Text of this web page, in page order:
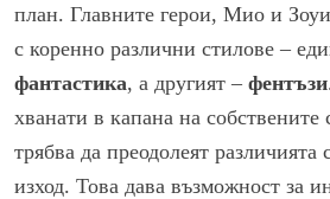
план. Главните герои, Мио и
с коренно различни стилове –
фантастика, а другият – фентъзи
хванати в капана на собствените
трябва да преодолеят различията
изход. Това дава възможност за